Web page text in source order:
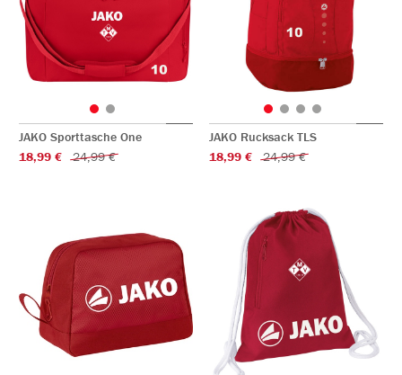
JAKO Sporttasche One
18,99 €
24,99 €
JAKO Rucksack TLS
18,99 €
24,99 €